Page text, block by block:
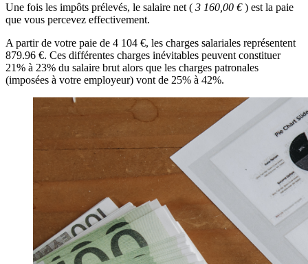
Une fois les impôts prélevés, le salaire net ( 3 160,00 €) est la paie
que vous percevez effectivement.
A partir de votre paie de 4 104 €, les charges salariales représentent
879.96 €. Ces différentes charges inévitables peuvent constituer
21% à 23% du salaire brut alors que les charges patronales
(imposées à votre employeur) vont de 25% à 42%.